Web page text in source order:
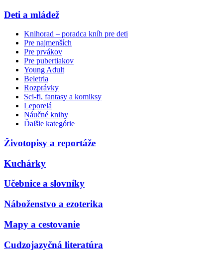
Deti a mládež
Knihorad – poradca kníh pre deti
Pre najmenších
Pre prvákov
Pre pubertiakov
Young Adult
Beletria
Rozprávky
Sci-fi, fantasy a komiksy
Leporelá
Náučné knihy
Ďalšie kategórie
Životopisy a reportáže
Kuchárky
Učebnice a slovníky
Náboženstvo a ezoterika
Mapy a cestovanie
Cudzojazyčná literatúra